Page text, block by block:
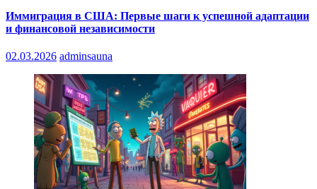
Иммиграция в США: Первые шаги к успешной адаптации
и финансовой независимости
02.03.2026 adminsauna